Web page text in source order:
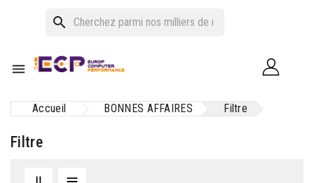
search

Accueil BONNES AFFAIRES Filtre
Filtre